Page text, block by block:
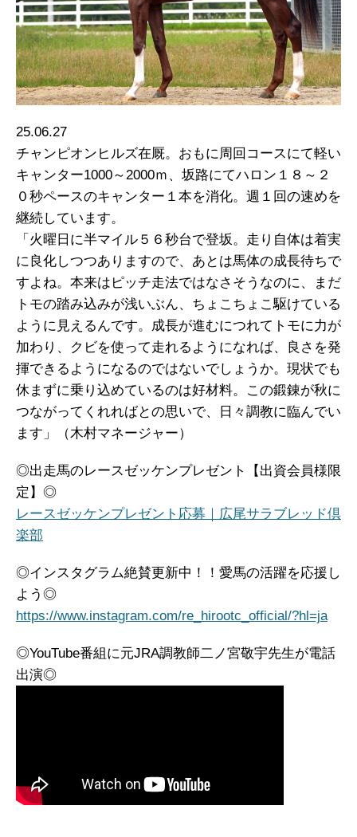
25.06.27
チャンピオンヒルズ在厩。おもに周回コースにて軽い
キャンター1000～2000ｍ、坂路にてハロン１８～２
０秒ペースのキャンター１本を消化。週１回の速めを
継続しています。
「火曜日に半マイル５６秒台で登坂。走り自体は着実
に良化しつつありますので、あとは馬体の成長待ちで
すよね。本来はピッチ走法ではなさそうなのに、まだ
トモの踏み込みが浅いぶん、ちょこちょこ駆けている
ように見えるんです。成長が進むにつれてトモに力が
加わり、クビを使って走れるようになれば、良さを発
揮できるようになるのではないでしょうか。現状でも
休まずに乗り込めているのは好材料。この鍛錬が秋に
つながってくれればとの思いで、日々調教に臨んでい
ます」（木村マネージャー）
◎出走馬のレースゼッケンプレゼント【出資会員様限
定】◎
レースゼッケンプレゼント応募｜広尾サラブレッド倶
楽部
◎インスタグラム絶賛更新中！！愛馬の活躍を応援し
よう◎
https://www.instagram.com/re_hirootc_official/?hl=ja
◎YouTube番組に元JRA調教師二ノ宮敬宇先生が電話
出演◎